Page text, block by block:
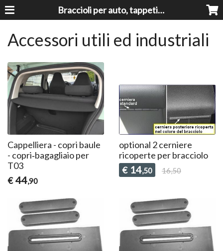
Braccioli per auto, tappeti auto, accessori auto MADE IN ITALY - Armrests, Mittelarmlehnen, Accoundoirs
Accessori utili ed industriali
Cappelliera - copri baule
- copri‑bagagliaio per
T03
€ 44,90
optional 2 cerniere
ricoperte per bracciolo
€ 14,50 16,50